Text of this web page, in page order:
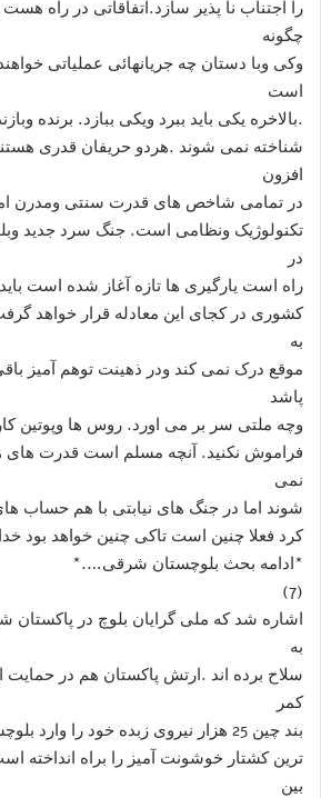
را اجتناب نا پذیر سازد.اتفاقاتی در راه
چگونه
وکی وبا دستان چه جریانهائی عملیاتی
است
.بالاخره یکی باید ببرد ویکی ببازد. برنده
شناخته نمی شوند .هردو حریفان قدری
افزون
در تمامی شاخص های قدرت سنتی ومدرن
تکنولوژیک ونظامی است. جنگ سرد جدید
در
راه است یارگیری ها تازه آغاز شده است
کشوری در کجای این معادله قرار خواهد
به
موقع درک نمی کند ودر ذهینت توهم آمیز
پاشد
وچه ملتی سر بر می اورد. روس ها وپوتین
فراموش نکنید. آنچه مسلم است قدرت های
نمی
شوند اما در جنگ های نیابتی با هم حساب
کرد فعلا چنین است تاکی چنین خواهد بود
*ادامه بحث بلوچستان شرقی….*
(7)
اشاره شد که ملی گرایان بلوچ در
به
سلاح برده اند .ارتش پاکستان هم در حمایت
کمر
بند چین 25 هزار نیروی زبده خود را وارد بلوچستان کرده وکم سابقه
ترین کشتار خوشونت آمیز را براه انداخته
بین